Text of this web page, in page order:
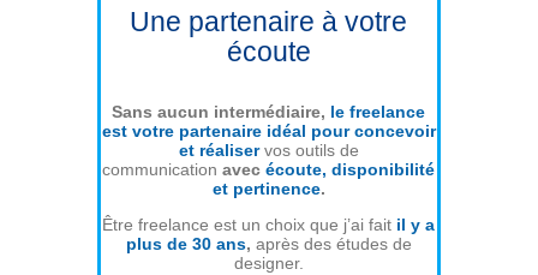
Une partenaire à votre
écoute
Sans aucun intermédiaire, le freelance
est votre partenaire idéal pour concevoir
et réaliser vos outils de
communicationavecécoute, disponibilité
et pertinence.
Être freelance est un choix que j’ai fait il y a
plus de 30 ans, après des études de
designer.